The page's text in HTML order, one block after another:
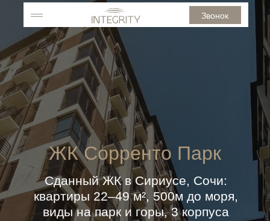
Звонок
ЖК Сорренто Парк
Сданный ЖК в Сириусе, Сочи:
квартиры 22–49 м², 500м до моря,
виды на парк и горы, 3 корпуса